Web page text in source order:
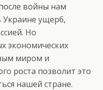
войны нам
Украине ущерб,
Но
экономических
миром и
роста позволит это
нашей стране.